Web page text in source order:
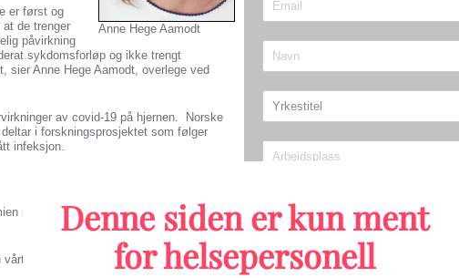
Anne Hege Aamodt
er først og
de trenger
påvirkning
sykdomsforløp og ikke trengt
sier Anne Hege Aamodt, overlege ved
av covid-19 på hjernen. Norske
i forskningsprosjektet som følger
infeksjon.
startet, og hovedformålet er å se følge
inntrykk er at de unge er mindre utsatt,
Send
Migrene/hodepine
Denne siden er kun ment
for helsepersonell